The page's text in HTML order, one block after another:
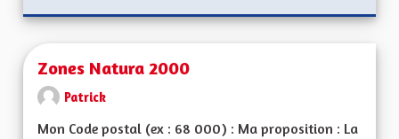
Zones Natura 2000
Patrick
Mon Code postal (ex : 68 000) : Ma proposition : La